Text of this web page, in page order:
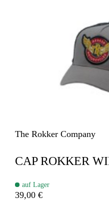
The Rokker Company
CAP ROKKER
auf Lager
39,00 €